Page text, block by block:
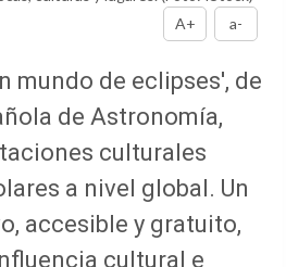
A+
a-
mundo de eclipses', de
de Astronomía,
culturales
a nivel global. Un
accesible y gratuito,
cultural e